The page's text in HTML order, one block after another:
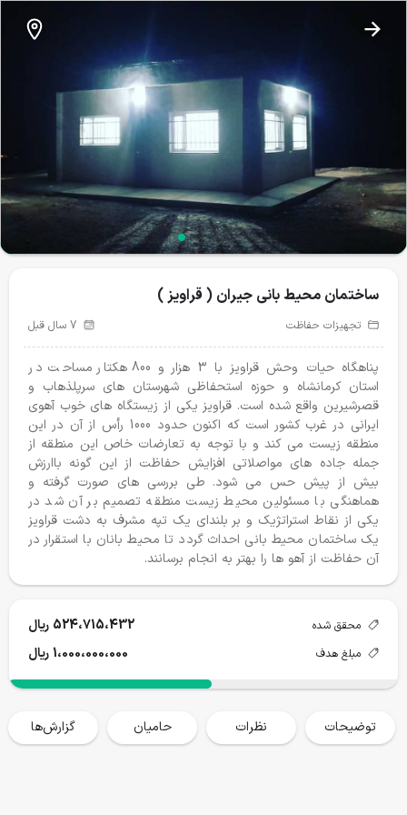
پروژه‌های فعال
گزارش پروژه ها
کمک های مردمی برای حفظ محیط زیست
ساختمان محیط بانی جیران ( قراویز )
تجهیزات حفاظت 7 سال قبل
پناهگاه حیات وحش قراویز با 3 هزار و 800 هکتار مساحت در
استان کرمانشاه و حوزه استحفاظی شهرستان های سرپلذهاب و
قصرشیرین واقع شده است. قراویز یکی از زیستگاه های خوب آهوی
ایرانی در غرب کشور است که اکنون حدود 1000 رأس از آن در این
منطقه زیست می کند و با توجه به تعارضات خاص این منطقه از
جمله جاده های مواصلاتی افزایش حفاظت از این گونه باارزش
بیش از پیش حس می شود. طی بررسی های صورت گرفته و
هماهنگی با مسئولین محیط زیست منطقه تصمیم بر آن شد در
یکی از نقاط استراتژیک و بر بلندای یک تپه مشرف به دشت قراویز
یک ساختمان محیط بانی احداث گردد تا محیط بانان با استقرار در
آن حفاظت از آهو ها را بهتر به انجام برسانند.
محقق شده 524،715،432 ریال
مبلغ هدف 1،000،000،000 ریال
توضیحات نظرات حامیان گزارش‌ها